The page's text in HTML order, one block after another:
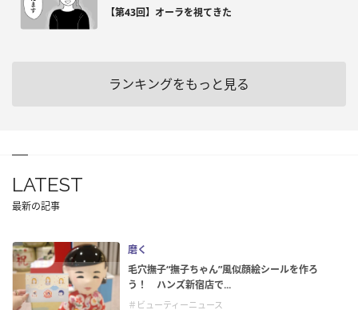
【第43回】オーラを視てきた
ランキングをもっと見る
LATEST
最新の記事
磨く
毛穴撫子“撫子ちゃん”風似顔絵シールを作ろ
う！ ハンズ新宿店で...
＃ビューティーニュース